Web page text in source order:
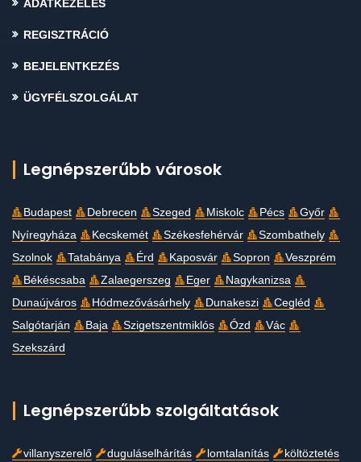
ADATKEZELÉS
REGISZTRÁCIÓ
BEJELENTKEZÉS
ÜGYFÉLSZOLGÁLAT
Legnépszerűbb városok
Budapest Debrecen Szeged Miskolc Pécs
Győr
Nyíregyháza
Kecskemét Székesfehérvár
Szombathely
Szolnok
Tatabánya Érd Kaposvár Sopron
Veszprém
Békéscsaba
Zalaegerszeg Eger
Nagykanizsa
Dunaújváros
Hódmezővásárhely Dunakeszi
Cegléd
Salgótarján
Baja Szigetszentmiklós Ózd
Vác
Szekszárd
Legnépszerűbb szolgáltatások
villanyszerelő duguláselhárítás lomtalanítás
költöztetés